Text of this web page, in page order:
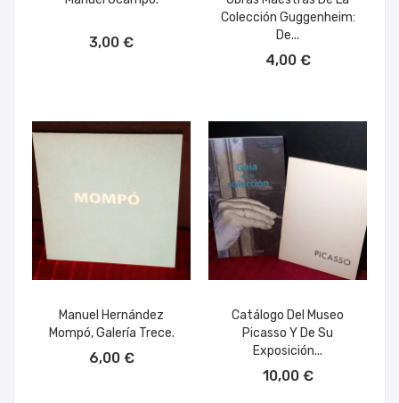
3,00 €
Colección Guggenheim:
De...
4,00 €
Manuel Hernández
Mompó, Galería Trece.
6,00 €
Catálogo Del Museo
Picasso Y De Su
Exposición...
10,00 €